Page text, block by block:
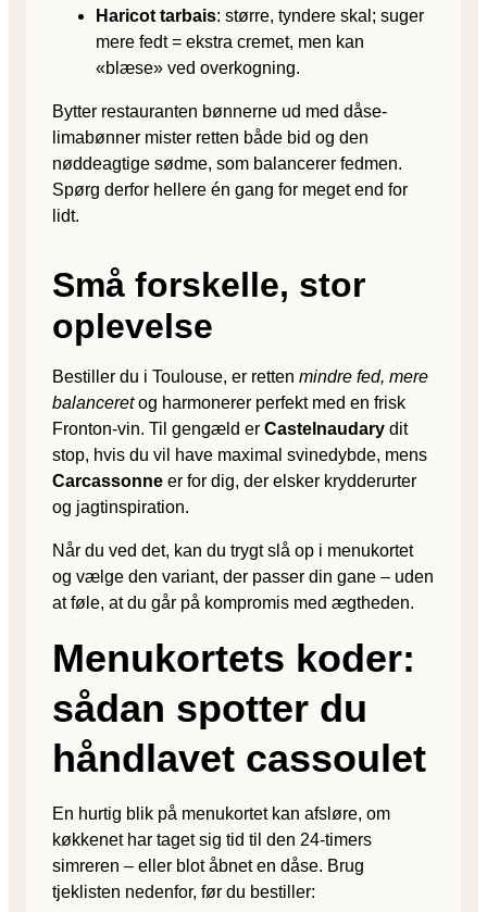
Haricot tarbais: større, tyndere skal; suger
mere fedt = ekstra cremet, men kan
«blæse» ved overkogning.
Bytter restauranten bønnerne ud med dåse­
limabønner mister retten både bid og den
nøddeagtige sødme, som balancerer fedmen.
Spørg derfor hellere én gang for meget end for
lidt.
Små forskelle, stor
oplevelse
Bestiller du i Toulouse, er retten mindre fed, mere
balanceretog harmonerer perfekt med en frisk
Fronton-vin. Til gengæld er Castelnaudary dit
stop, hvis du vil have maximal svine­dybde, mens
Carcassonne er for dig, der elsker krydderurter
og jagt­inspiration.
Når du ved det, kan du trygt slå op i menukortet
og vælge den variant, der passer din gane – uden
at føle, at du går på kompromis med ægtheden.
Menukortets koder:
sådan spotter du
håndlavet cassoulet
En hurtig blik på menukortet kan afsløre, om
køkkenet har taget sig tid til den 24-timers
simreren – eller blot åbnet en dåse. Brug
tjeklisten nedenfor, før du bestiller: